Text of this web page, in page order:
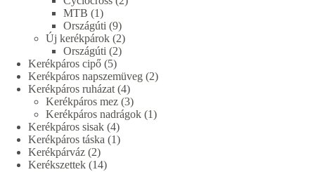
MTB 11
termék
Országúti 99
termék
Új kerékpárok 22
termék
Országúti 22
Kerékpáros cipő 55
termék
Kerékpáros napszemüveg 22
Kerékpáros ruházat 44
termék
Kerékpáros mez 33
termék
Kerékpáros nadrágok 11
Kerékpáros sisak 44
termék
Kerékpáros táska 11
Kerékpárváz 22
termék
Kerékszettek 1414